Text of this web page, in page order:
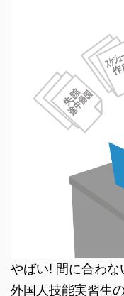
やばい! 間に合わな
外国人技能実習生